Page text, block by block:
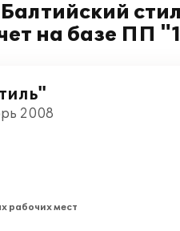
на базе ПП
2008
рабочих мест